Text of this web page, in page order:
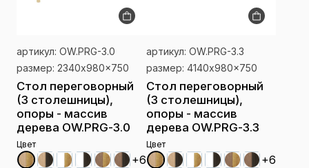
артикул: OW.PRG-3.0
размер: 2340x980x750
Стол переговорный
(3 столешницы),
опоры - массив
дерева OW.PRG-3.0
Цвет
+6
артикул: OW.PRG-3.3
размер: 4140x980x750
Стол переговорный
(3 столешницы),
опоры - массив
дерева OW.PRG-3.3
Цвет
+6